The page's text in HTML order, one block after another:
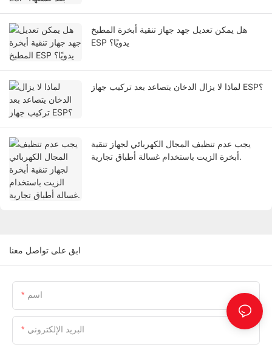
هل يمكن تعديل جهد جهاز تنقية أبخرة المطبخ
ESP يدويًا؟
لماذا لا يزال الدخان يتصاعد بعد تركيب جهاز ESP؟
يجب عدم تنظيف المجال الكهربائي لجهاز تنقية
أبخرة الزيت باستخدام غسالة أطباق تجارية.
ابق على تواصل معنا
اسم
البريد الإلكتروني